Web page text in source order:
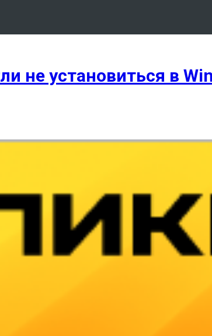
не установиться в